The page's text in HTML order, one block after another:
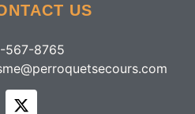
US
567-8765